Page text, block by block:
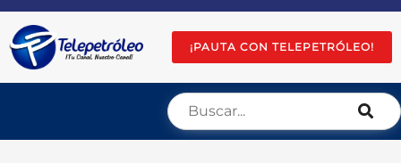
¡PAUTA CON TELEPETRÓLEO!